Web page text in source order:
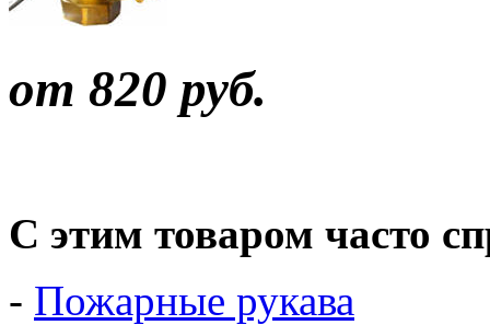
от 820 руб.
С этим товаром часто
- Пожарные рукава